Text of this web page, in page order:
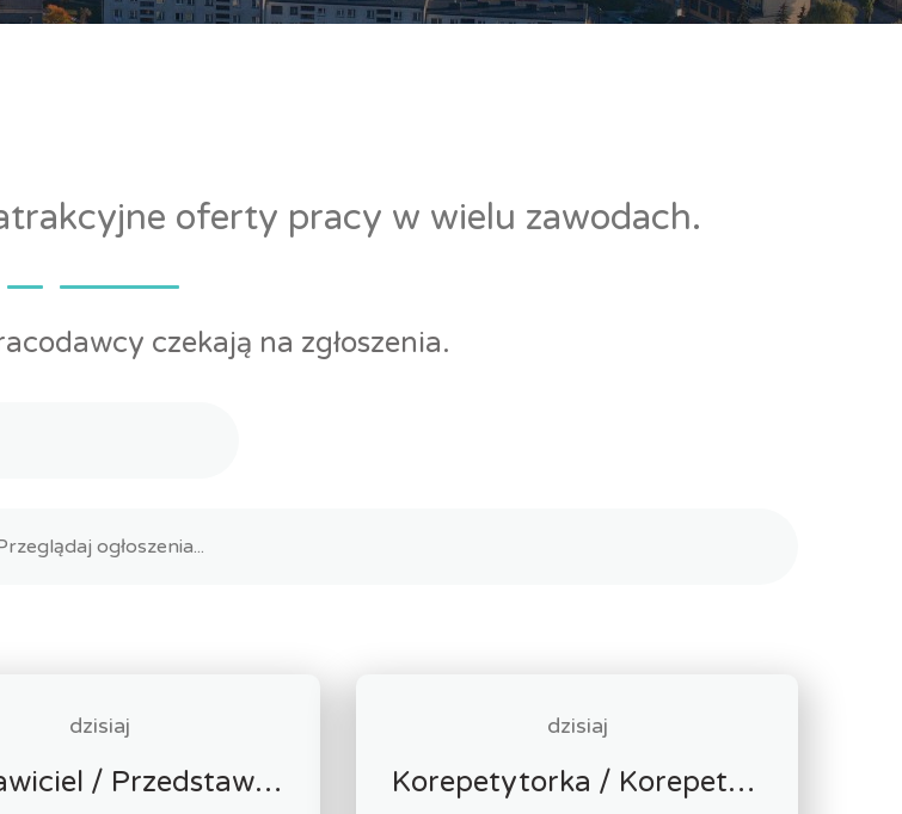
oferty pracy w wielu zawodach.
czekają na zgłoszenia.
dzisiaj
Pedstawiciel / Przedstawicielka ds. sprzedaży ubezpieczeń majątkowych
dzisiaj
Korepetytorka / Korepetytor